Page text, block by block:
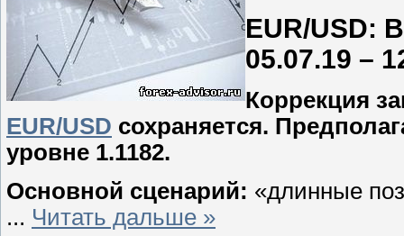
EUR/USD:
05.07.19 –
Коррекция
EUR/USD сохраняется.
уровне 1.1182.
Основной сценарий: «длинные
... Читать дальше »